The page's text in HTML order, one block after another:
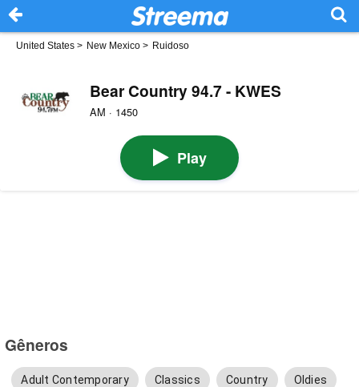
United States > New Mexico > Ruidoso
Bear Country 94.7 - KWES
AM · 1450
Play
Gêneros
Adult Contemporary Classics Country Oldies